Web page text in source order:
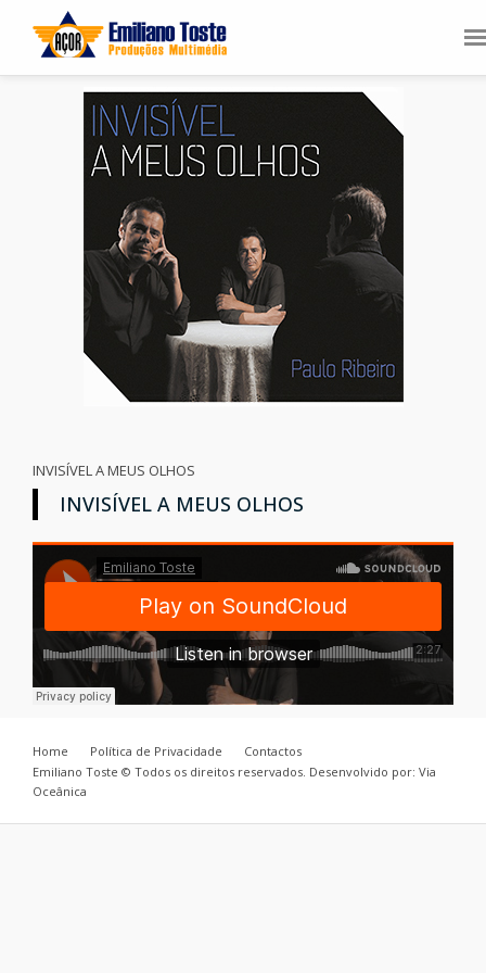
INVISÍVEL A MEUS OLHOS
INVISÍVEL A MEUS OLHOS
Home Política de Privacidade
Contactos
Emiliano Toste © Todos os direitos reservados. Desenvolvido por: Via
Oceânica